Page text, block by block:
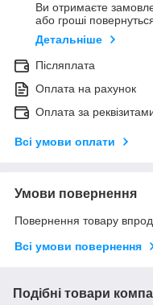
Ви отримаєте
або гроші
Детальніше
Післяплата
Оплата на рахунок
Оплата за
Всі умови оплати
Умови повернення
Повернення товару
Всі умови повернення
Подібні товари